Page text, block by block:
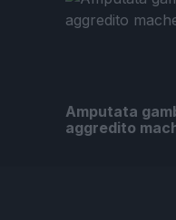
Amputata
aggredito